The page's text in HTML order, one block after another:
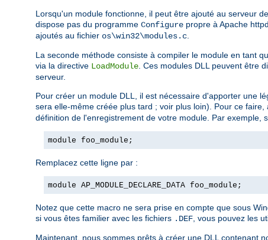
Lorsqu'un module fonctionne, il peut être ajouté au serveur
dispose pas du programme Configure propre à Apache
ajoutés au fichier os\win32\modules.c
La seconde méthode consiste à compiler le module en tant
via la directive LoadModule . Ces modules DLL peuvent être
serveur.
Pour créer un module DLL, il est nécessaire d'apporter une
sera elle-même créée plus tard ; voir plus loin). Pour ce faire,
définition de l'enregistrement de votre module. Par exemple,
module foo_module;
Remplacez cette ligne par :
module AP_MODULE_DECLARE_DATA foo_module;
Notez que cette macro ne sera prise en compte que sous
si vous êtes familier avec les fichiers .DEF , vous pouvez les
Maintenant, nous sommes prêts à créer une DLL contenant